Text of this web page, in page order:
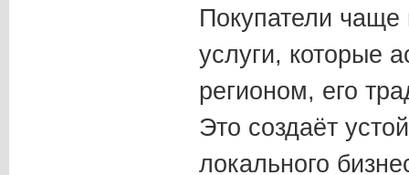
Покупатели
услуги, которые
регионом, его
Это создаёт
локального